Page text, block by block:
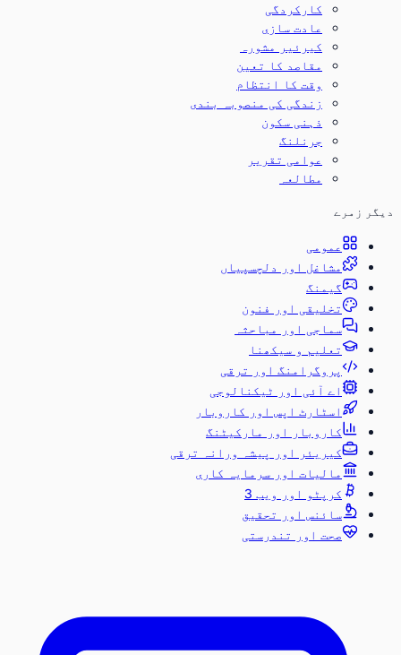
کارکردگی
عادت سازی
کیرئیر مشورہ
مقاصد کا تعین
وقت کا انتظام
زندگی کی منصوبہ بندی
ذہنی سکون
جرنلنگ
عوامی تقریر
مطالعہ
دیگر زمرے
عمومی
مشاغل اور دلچسپیاں
گیمنگ
تخلیقی اور فنون
سماجی اور مباحثہ
تعلیم و سیکھنا
پروگرامنگ اور ترقی
اے آئی اور ٹیکنالوجی
اسٹارٹ اپس اور کاروبار
کاروبار اور مارکیٹنگ
کیریئر اور پیشہ ورانہ ترقی
مالیات اور سرمایہ کاری
کرپٹو اور ویب 3
سائنس اور تحقیق
صحت اور تندرستی